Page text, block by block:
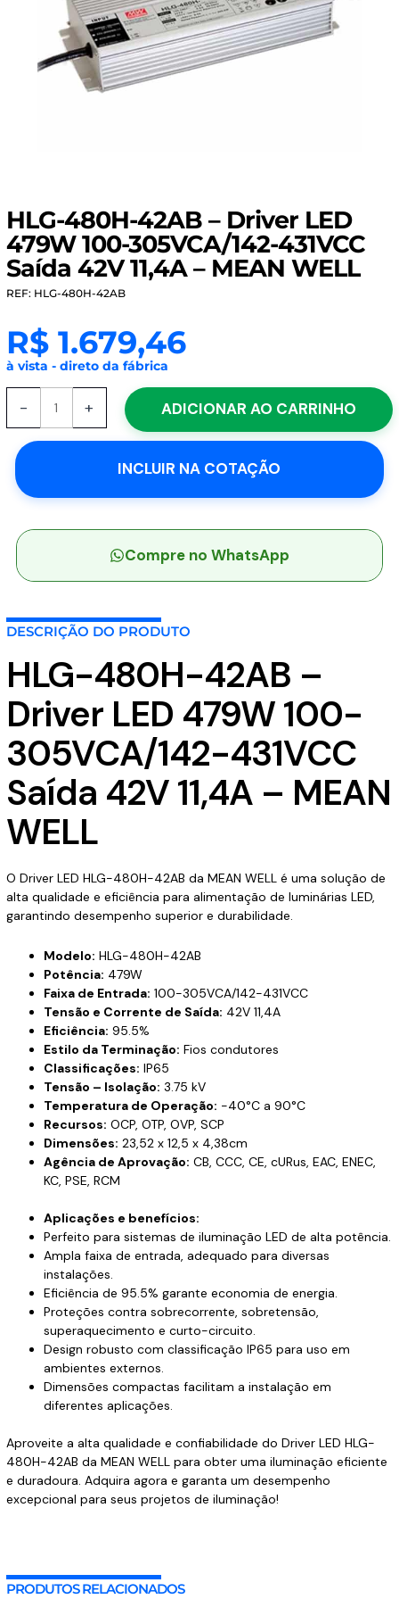
HLG-480H-42AB – Driver LED
479W 100-305VCA/142-431VCC
Saída 42V 11,4A – MEAN WELL
REF: HLG-480H-42AB
R$1.679,46
à vista - direto da fábrica
-
Driver
LED
100-
431VCC
11,4A
MEAN
WELL
quantidade
+ ADICIONAR AO CARRINHO
INCLUIR NA COTAÇÃO
Compre no WhatsApp
DESCRIÇÃO DO PRODUTO
HLG-480H-42AB –
Driver LED 479W 100-
305VCA/142-431VCC
Saída 42V 11,4A – MEAN
WELL
O Driver LED HLG-480H-42AB da MEAN WELL é uma solução de
alta qualidade e eficiência para alimentação de luminárias LED,
garantindo desempenho superior e durabilidade.
Modelo: HLG-480H-42AB
Potência: 479W
Faixa de Entrada: 100-305VCA/142-431VCC
Tensão e Corrente de Saída: 42V 11,4A
Eficiência: 95.5%
Estilo da Terminação: Fios condutores
Classificações: IP65
Tensão – Isolação: 3.75 kV
Temperatura de Operação: -40°C a 90°C
Recursos: OCP, OTP, OVP, SCP
Dimensões: 23,52 x 12,5 x 4,38cm
Agência de Aprovação: CB, CCC, CE, cURus, EAC, ENEC,
KC, PSE, RCM
Aplicações e benefícios:
Perfeito para sistemas de iluminação LED de alta potência.
Ampla faixa de entrada, adequado para diversas
instalações.
Eficiência de 95.5% garante economia de energia.
Proteções contra sobrecorrente, sobretensão,
superaquecimento e curto-circuito.
Design robusto com classificação IP65 para uso em
ambientes externos.
Dimensões compactas facilitam a instalação em
diferentes aplicações.
Aproveite a alta qualidade e confiabilidade do Driver LED HLG-
480H-42AB da MEAN WELL para obter uma iluminação eficiente
e duradoura. Adquira agora e garanta um desempenho
excepcional para seus projetos de iluminação!
PRODUTOS RELACIONADOS